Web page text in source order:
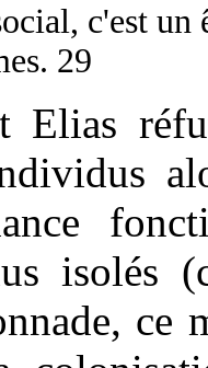
c'est un
29
Elias
isolés
ce